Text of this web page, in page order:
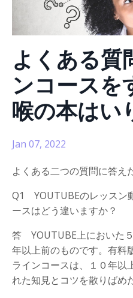
よくある
ンコースを
喉の本はい
Jan 07, 2022
よくある二つの質問に答え
Q1 YOUTUBEのレッスン
ースはどう違いますか？
答 YOUTUBE上においた
年以上前のものです。有料
ラインコースは、１０年以
れた知見とコツを散りばめ